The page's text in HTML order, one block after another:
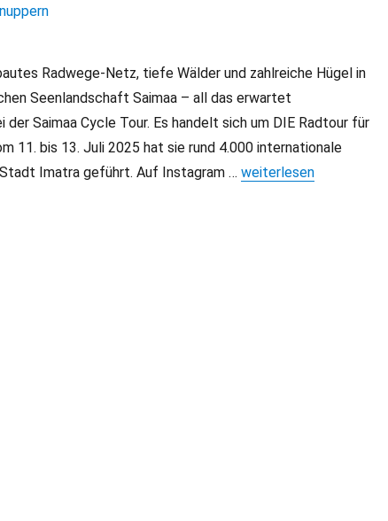
Radwege-Netz, tiefe Wälder und zahlreiche Hügel in
Seenlandschaft Saimaa – all das erwartet
Saimaa Cycle Tour. Es handelt sich um DIE Radtour für
11. bis 13. Juli 2025 hat sie rund 4.000 internationale
Imatra geführt. Auf Instagram … „Saimaa Cycle Tour
weiterlesen